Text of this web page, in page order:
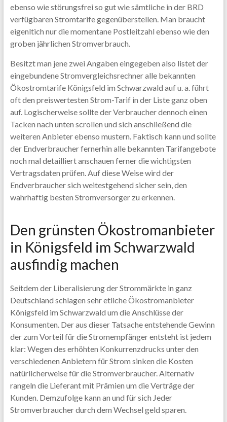
ebenso wie störungsfrei so gut wie sämtliche in der BRD
verfügbaren Stromtarife gegenüberstellen. Man braucht
eigenltich nur die momentane Postleitzahl ebenso wie den
groben jährlichen Stromverbrauch.
Besitzt man jene zwei Angaben eingegeben also listet der
eingebundene Stromvergleichsrechner alle bekannten
Ökostromtarife Königsfeld im Schwarzwald auf u. a. führt
oft den preiswertesten Strom-Tarif in der Liste ganz oben
auf. Logischerweise sollte der Verbraucher dennoch einen
Tacken nach unten scrollen und sich anschließend die
weiteren Anbieter ebenso mustern. Faktisch kann und sollte
der Endverbraucher fernerhin alle bekannten Tarifangebote
noch mal detailliert anschauen ferner die wichtigsten
Vertragsdaten prüfen. Auf diese Weise wird der
Endverbraucher sich weitestgehend sicher sein, den
wahrhaftig besten Stromversorger zu erkennen.
Den grünsten Ökostromanbieter
in Königsfeld im Schwarzwald
ausfindig machen
Seitdem der Liberalisierung der Strommärkte in ganz
Deutschland schlagen sehr etliche Ökostromanbieter
Königsfeld im Schwarzwald um die Anschlüsse der
Konsumenten. Der aus dieser Tatsache entstehende Gewinn
der zum Vorteil für die Stromempfänger entsteht ist jedem
klar: Wegen des erhöhten Konkurrenzdrucks unter den
verschiedenen Anbietern für Strom sinken die Kosten
natürlicherweise für die Stromverbraucher. Alternativ
rangeln die Lieferant mit Prämien um die Verträge der
Kunden. Demzufolge kann an und für sich Jeder
Stromverbraucher durch dem Wechsel geld sparen.